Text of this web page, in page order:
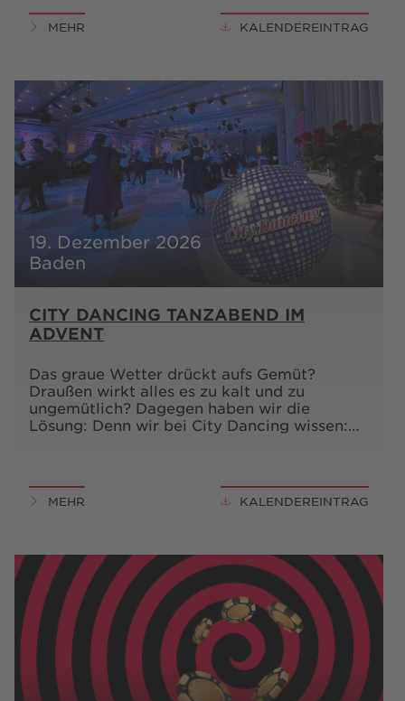
MEHR KALENDEREINTRAG
19. Dezember 2026
Baden
CITY DANCING TANZABEND IM
ADVENT
Das graue Wetter drückt aufs Gemüt?
Draußen wirkt alles es zu kalt und zu
ungemütlich? Dagegen haben wir die
Lösung: Denn wir bei City Dancing wissen:…
MEHR KALENDEREINTRAG